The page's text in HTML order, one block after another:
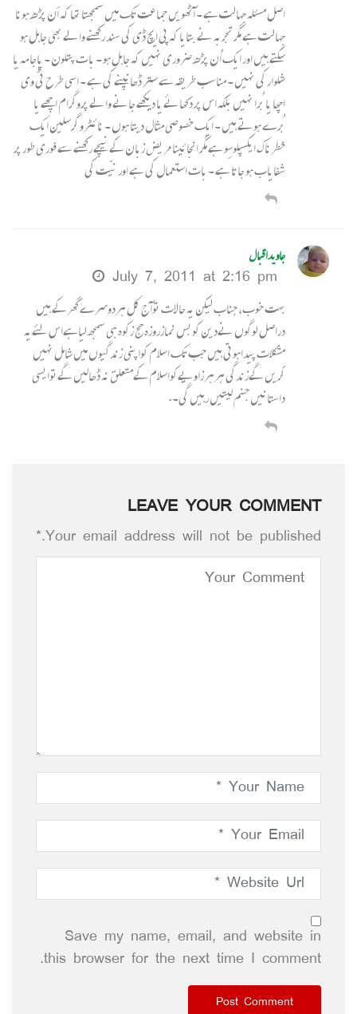
اصل مسئلہ جہالت ہے ۔ آٹھويں جماعت تک ميں سمجھتا تھا کہ اَن پڑھ ہونا
جہالت ہے مگر تجربہ نے بتايا کہ پی ايچ ڈی کی سند رکھنے والے بھی جاہل ہو
سکتے ہيں اور ايک اُن پڑھ ضروری نہيں کہ جاہل ہو ۔ بات پتلون ۔ پاجامہ يا
شلوار کی نہيں ۔ مناسب طريقہ سے ستر ڈھانپنے کی ہے ۔ اسی طرح ٹی وی
اچھا يا بُرا نہيں بلکہ اس پر دکھائے يا ديکھے جانے والے پروگرام اچھے يا
بُرے ہوتے ہيں ۔ ايک خصوصی مثال ديتا ہوں ۔ نائٹرو گرسلين ايک
خطرناک ايکسپلوسِو ہے مگر انجائينا مريض زبان کے نيچے رکھنے سے فوری طور پر
شفاياب ہو جاتا ہے ۔ بات استعمال کی ہے اور نيّت کی
جاویداقبال
July 7, 2011 at 2:16 pm
بہت خوب، جناب لیکن یہ حالات توآج کل ہردوسرے گھرکے ہیں
دراصل لوگوں نےدین کوبس نمازروزہ حج زکوہ ہی سمجھ لیاہےاس لئےیہ
مشکلات پیداہوتی ہیں جب تک اسلام کواپنی زندگیوں میں شامل نہیں
کریں گےزندگی ہرہرزاویےکواسلام کےمتعلق نہ ڈھالیں گےتوایسی
داستانیں جنم لیتیں رہیں گی۔.
LEAVE YOUR COMMENT
Your email address will not be published.*
Save my name, email, and website in
this browser for the next time I comment.